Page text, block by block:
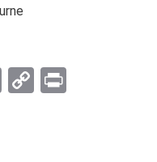
Email
Copy